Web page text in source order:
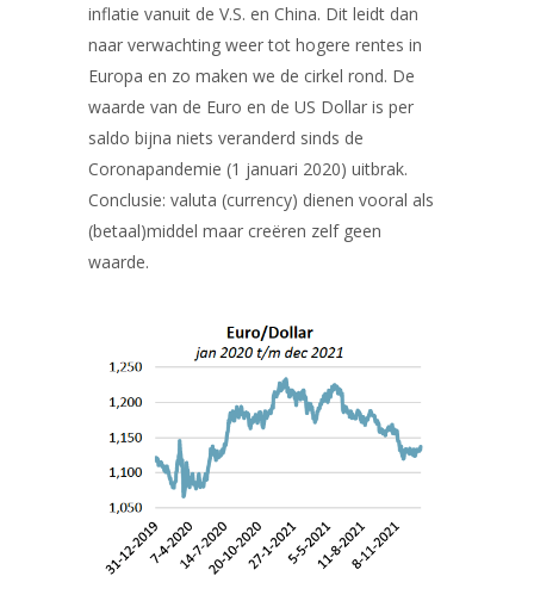
inflatie vanuit de V.S. en China. Dit leidt dan
naar verwachting weer tot hogere rentes in
Europa en zo maken we de cirkel rond. De
waarde van de Euro en de US Dollar is per
saldo bijna niets veranderd sinds de
Coronapandemie (1 januari 2020) uitbrak.
Conclusie: valuta (currency) dienen vooral als
(betaal)middel maar creëren zelf geen
waarde.